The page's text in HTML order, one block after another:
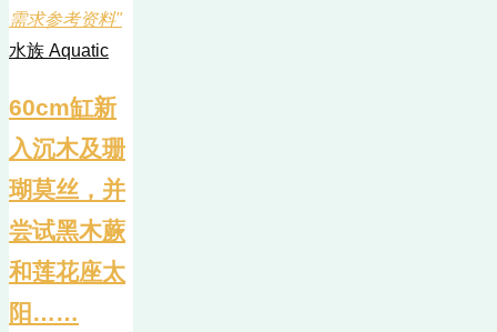
需求参考资料"
水族 Aquatic
60cm缸新
入沉木及珊
瑚莫丝，并
尝试黑木蕨
和莲花座太
阳……